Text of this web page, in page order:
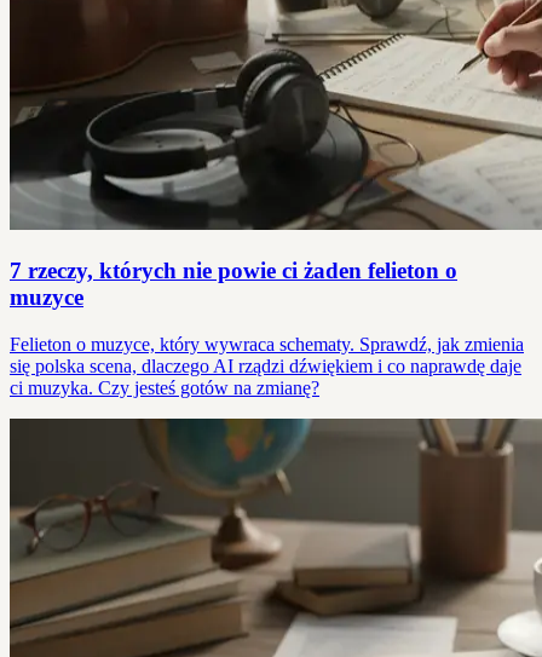
7 rzeczy, których nie powie ci żaden felieton o
muzyce
Felieton o muzyce, który wywraca schematy. Sprawdź, jak zmienia
się polska scena, dlaczego AI rządzi dźwiękiem i co naprawdę daje
ci muzyka. Czy jesteś gotów na zmianę?